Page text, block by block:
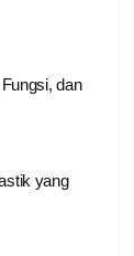
dan
yang